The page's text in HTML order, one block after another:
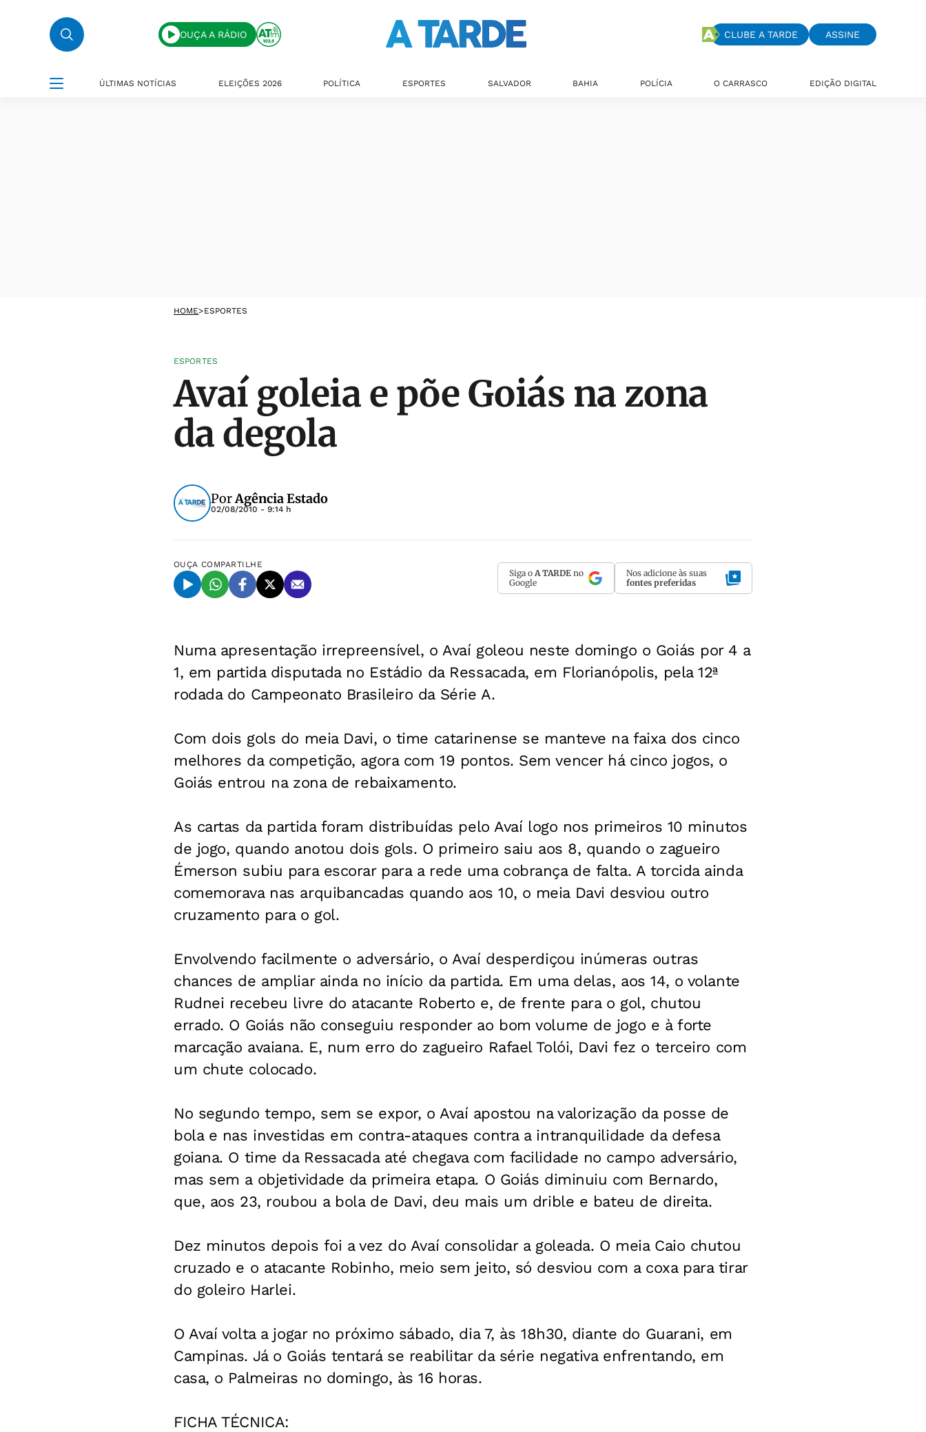
OUÇA A RÁDIO CLUBE A TARDE ASSINE
ÚLTIMAS NOTÍCIAS ELEIÇÕES 2026 POLÍTICA ESPORTES SALVADOR BAHIA POLÍCIA O CARRASCO EDIÇÃO DIGITAL
HOME>ESPORTES
ESPORTES
Avaí goleia e põe Goiás na zona
da degola
PorAgência Estado
02/08/2010 - 9:14 h
OUÇA COMPARTILHE
Siga o A TARDE no
Google
Nos adicione às suas
fontes preferidas
Numa apresentação irrepreensível, o Avaí goleou neste domingo o Goiás por 4 a
1, em partida disputada no Estádio da Ressacada, em Florianópolis, pela 12ª
rodada do Campeonato Brasileiro da Série A.
Com dois gols do meia Davi, o time catarinense se manteve na faixa dos cinco
melhores da competição, agora com 19 pontos. Sem vencer há cinco jogos, o
Goiás entrou na zona de rebaixamento.
As cartas da partida foram distribuídas pelo Avaí logo nos primeiros 10 minutos
de jogo, quando anotou dois gols. O primeiro saiu aos 8, quando o zagueiro
Émerson subiu para escorar para a rede uma cobrança de falta. A torcida ainda
comemorava nas arquibancadas quando aos 10, o meia Davi desviou outro
cruzamento para o gol.
Envolvendo facilmente o adversário, o Avaí desperdiçou inúmeras outras
chances de ampliar ainda no início da partida. Em uma delas, aos 14, o volante
Rudnei recebeu livre do atacante Roberto e, de frente para o gol, chutou
errado. O Goiás não conseguiu responder ao bom volume de jogo e à forte
marcação avaiana. E, num erro do zagueiro Rafael Tolói, Davi fez o terceiro com
um chute colocado.
No segundo tempo, sem se expor, o Avaí apostou na valorização da posse de
bola e nas investidas em contra-ataques contra a intranquilidade da defesa
goiana. O time da Ressacada até chegava com facilidade no campo adversário,
mas sem a objetividade da primeira etapa. O Goiás diminuiu com Bernardo,
que, aos 23, roubou a bola de Davi, deu mais um drible e bateu de direita.
Dez minutos depois foi a vez do Avaí consolidar a goleada. O meia Caio chutou
cruzado e o atacante Robinho, meio sem jeito, só desviou com a coxa para tirar
do goleiro Harlei.
O Avaí volta a jogar no próximo sábado, dia 7, às 18h30, diante do Guarani, em
Campinas. Já o Goiás tentará se reabilitar da série negativa enfrentando, em
casa, o Palmeiras no domingo, às 16 horas.
FICHA TÉCNICA: